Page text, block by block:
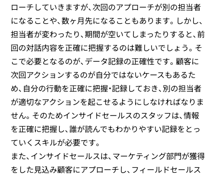
ローチしていきますが、次回のアプローチが別の担当者
になることや、数ヶ月先になることもあります。しかし、
担当者が変わったり、期間が空いてしまったりすると、前
回の対話内容を正確に把握するのは難しいでしょう。そ
こで必要となるのが、データ記録の正確性です。顧客に
次回アクションするのが自分ではないケースもあるた
め、自分の行動を正確に把握・記録しておき、別の担当者
が適切なアクションを起こせるようにしなければなりま
せん。そのためインサイドセールスのスタッフは、情報
を正確に把握し、誰が読んでもわかりやすい記録をとっ
ていくスキルが必要です。
また、インサイドセールスは、マーケティング部門が獲得
をした見込み顧客にアプローチし、フィールドセールス